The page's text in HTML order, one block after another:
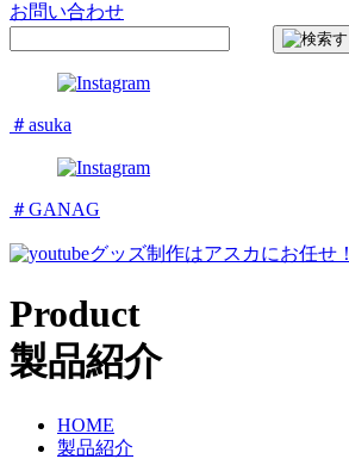
お問い合わせ
＃asuka
＃GANAG
グッズ制作はアスカにお任せ！
Product
製品紹介
HOME
製品紹介